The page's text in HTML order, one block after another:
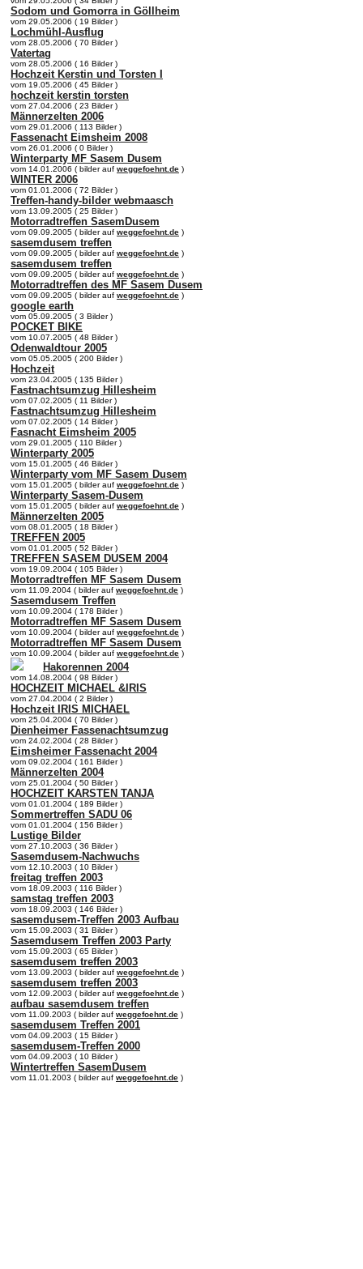
Sodom und Gomorra in Göllheim
vom 29.05.2006 ( 19 Bilder )
Lochmühl-Ausflug
vom 28.05.2006 ( 70 Bilder )
Vatertag
vom 28.05.2006 ( 16 Bilder )
Hochzeit Kerstin und Torsten I
vom 19.05.2006 ( 45 Bilder )
hochzeit kerstin torsten
vom 27.04.2006 ( 23 Bilder )
Männerzelten 2006
vom 29.01.2006 ( 113 Bilder )
Fassenacht Eimsheim 2008
vom 26.01.2006 ( 0 Bilder )
Winterparty MF Sasem Dusem
vom 14.01.2006 ( bilder auf weggefoehnt.de )
WINTER 2006
vom 01.01.2006 ( 72 Bilder )
Treffen-handy-bilder webmaasch
vom 13.09.2005 ( 25 Bilder )
Motorradtreffen SasemDusem
vom 09.09.2005 ( bilder auf weggefoehnt.de )
sasemdusem treffen
vom 09.09.2005 ( bilder auf weggefoehnt.de )
sasemdusem treffen
vom 09.09.2005 ( bilder auf weggefoehnt.de )
Motorradtreffen des MF Sasem Dusem
vom 09.09.2005 ( bilder auf weggefoehnt.de )
google earth
vom 05.09.2005 ( 3 Bilder )
POCKET BIKE
vom 10.07.2005 ( 48 Bilder )
Odenwaldtour 2005
vom 05.05.2005 ( 200 Bilder )
Hochzeit
vom 23.04.2005 ( 135 Bilder )
Fastnachtsumzug Hillesheim
vom 07.02.2005 ( 11 Bilder )
Fastnachtsumzug Hillesheim
vom 07.02.2005 ( 14 Bilder )
Fasnacht Eimsheim 2005
vom 29.01.2005 ( 110 Bilder )
Winterparty 2005
vom 15.01.2005 ( 46 Bilder )
Winterparty vom MF Sasem Dusem
vom 15.01.2005 ( bilder auf weggefoehnt.de )
Winterparty Sasem-Dusem
vom 15.01.2005 ( bilder auf weggefoehnt.de )
Männerzelten 2005
vom 08.01.2005 ( 18 Bilder )
TREFFEN 2005
vom 01.01.2005 ( 52 Bilder )
TREFFEN SASEM DUSEM 2004
vom 19.09.2004 ( 105 Bilder )
Motorradtreffen MF Sasem Dusem
vom 11.09.2004 ( bilder auf weggefoehnt.de )
Sasemdusem Treffen
vom 10.09.2004 ( 178 Bilder )
Motorradtreffen MF Sasem Dusem
vom 10.09.2004 ( bilder auf weggefoehnt.de )
Motorradtreffen MF Sasem Dusem
vom 10.09.2004 ( bilder auf weggefoehnt.de )
Hakorennen 2004
vom 14.08.2004 ( 98 Bilder )
HOCHZEIT MICHAEL &IRIS
vom 27.04.2004 ( 2 Bilder )
Hochzeit IRIS MICHAEL
vom 25.04.2004 ( 70 Bilder )
Dienheimer Fassenachtsumzug
vom 24.02.2004 ( 28 Bilder )
Eimsheimer Fassenacht 2004
vom 09.02.2004 ( 161 Bilder )
Männerzelten 2004
vom 25.01.2004 ( 50 Bilder )
HOCHZEIT KARSTEN TANJA
vom 01.01.2004 ( 189 Bilder )
Sommertreffen SADU 06
vom 01.01.2004 ( 156 Bilder )
Lustige Bilder
vom 27.10.2003 ( 36 Bilder )
Sasemdusem-Nachwuchs
vom 12.10.2003 ( 10 Bilder )
freitag treffen 2003
vom 18.09.2003 ( 116 Bilder )
samstag treffen 2003
vom 18.09.2003 ( 146 Bilder )
sasemdusem-Treffen 2003 Aufbau
vom 15.09.2003 ( 31 Bilder )
Sasemdusem Treffen 2003 Party
vom 15.09.2003 ( 65 Bilder )
sasemdusem treffen 2003
vom 13.09.2003 ( bilder auf weggefoehnt.de )
sasemdusem treffen 2003
vom 12.09.2003 ( bilder auf weggefoehnt.de )
aufbau sasemdusem treffen
vom 11.09.2003 ( bilder auf weggefoehnt.de )
sasemdusem Treffen 2001
vom 04.09.2003 ( 15 Bilder )
sasemdusem-Treffen 2000
vom 04.09.2003 ( 10 Bilder )
Wintertreffen SasemDusem
vom 11.01.2003 ( bilder auf weggefoehnt.de )